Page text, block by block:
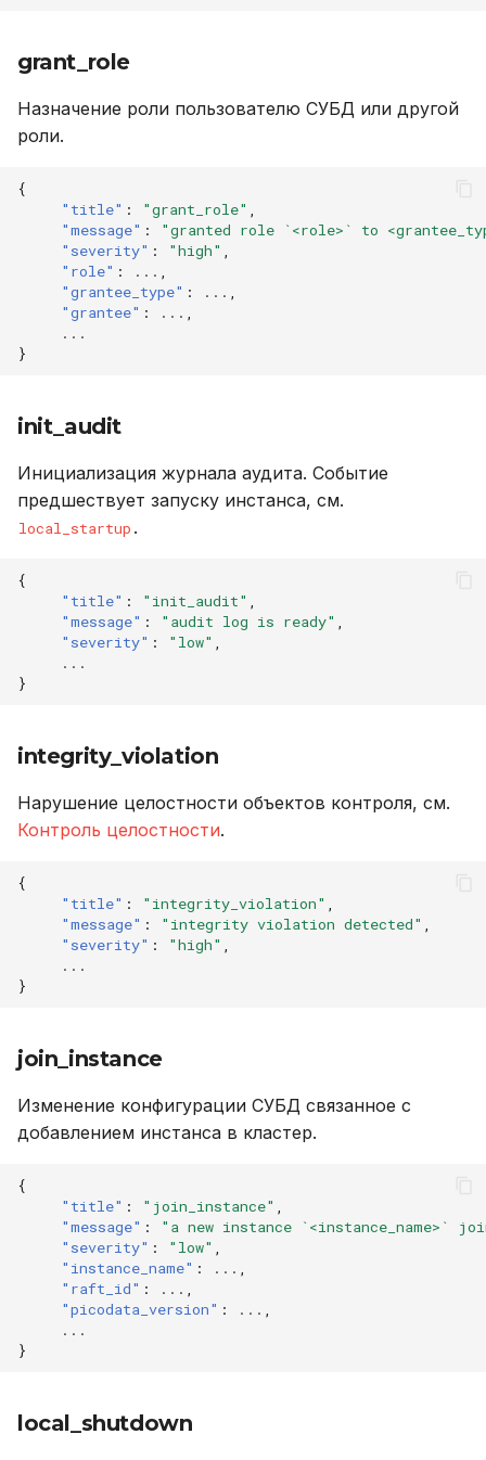
grant_role
Назначение роли пользователю СУБД или другой
роли.
{
"title" : "grant_role"
"message" :
"granted role `<role>` to
"severity" : "high"
"role" : ...
"grantee_type" : ...
"grantee" : ...
...
}
init_audit
Инициализация журнала аудита. Событие
предшествует запуску инстанса, см.
local_startup .
{
"title" : "init_audit"
"message" : "audit log is ready"
"severity" : "low"
...
}
integrity_violation
Нарушение целостности объектов контроля, см.
Контроль целостности.
{
"title" : "integrity_violation"
"message" : "integrity violation detected"
"severity" : "high"
...
}
join_instance
Изменение конфигурации СУБД связанное с
добавлением инстанса в кластер.
{
"title" : "join_instance"
"message" :
"a new instance `<instance_name>`
"severity" : "low"
"instance_name" : ...
"raft_id" : ...
"picodata_version" : ...
...
}
local_shutdown